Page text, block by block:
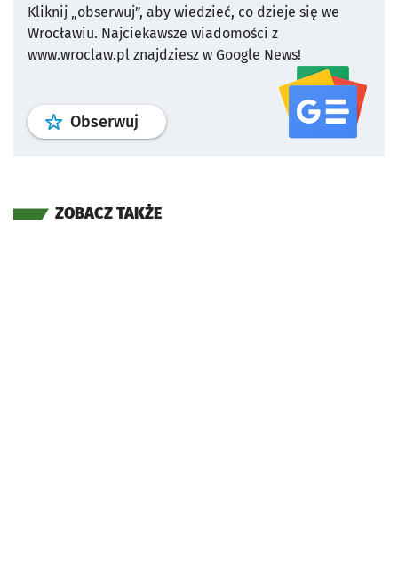
Kliknij „obserwuj”, aby wiedzieć, co dzieje się we
Wrocławiu. Najciekawsze wiadomości z
www.wroclaw.pl znajdziesz w Google News!
Obserwuj profil serwisu
ZOBACZ TAKŻE